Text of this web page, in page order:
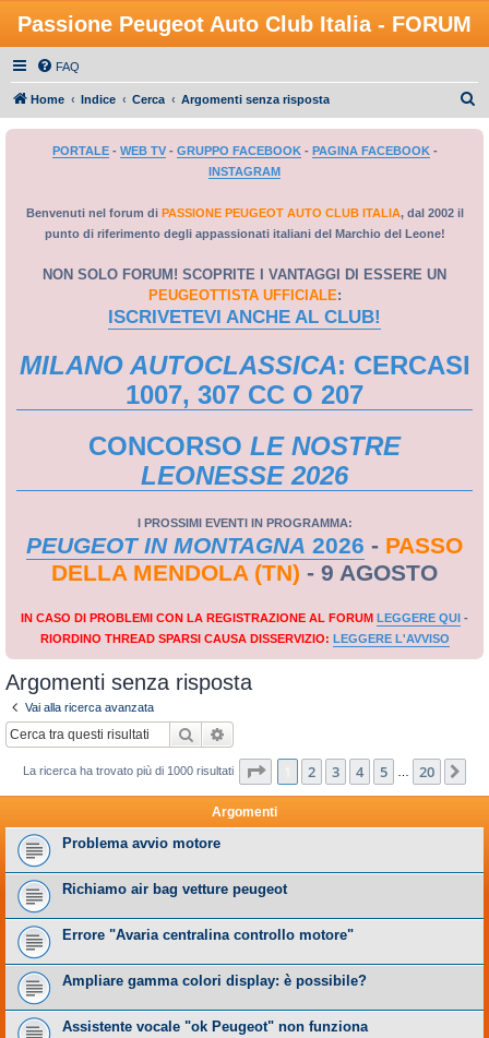
Passione Peugeot Auto Club Italia - FORUM
FAQ
Home Indice Cerca Argomenti senza risposta
PORTALE- WEB TV- GRUPPO FACEBOOK- PAGINA FACEBOOK-
INSTAGRAM
Benvenuti nel forum di PASSIONE PEUGEOT AUTO CLUB ITALIA, dal 2002 il
punto di riferimento degli appassionati italiani del Marchio del Leone!
NON SOLO FORUM! SCOPRITE I VANTAGGI DI ESSERE UN
PEUGEOTTISTA UFFICIALE:
ISCRIVETEVI ANCHE AL CLUB!
MILANO AUTOCLASSICA: CERCASI
1007, 307 CC O 207
CONCORSO LE NOSTRE
LEONESSE 2026
I PROSSIMI EVENTI IN PROGRAMMA:
PEUGEOT IN MONTAGNA 2026 - PASSO
DELLA MENDOLA (TN) - 9 AGOSTO
IN CASO DI PROBLEMI CON LA REGISTRAZIONE AL FORUM LEGGERE QUI -
RIORDINO THREAD SPARSI CAUSA DISSERVIZIO: LEGGERE L'AVVISO
Argomenti senza risposta
Vai alla ricerca avanzata
Cerca
La ricerca ha trovato più di 1000 risultati Pagina di 20
2 3 4 5 20
Argomenti
Problema avvio motore
Richiamo air bag vetture peugeot
Errore "Avaria centralina controllo motore"
Ampliare gamma colori display: è possibile?
Assistente vocale "ok Peugeot" non funziona